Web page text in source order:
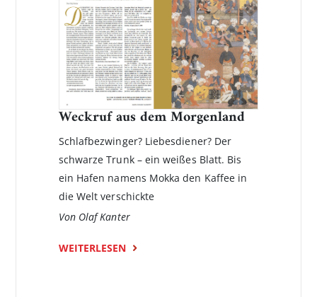
Weckruf aus dem Morgenland
Schlafbezwinger? Liebesdiener? Der
schwarze Trunk ­– ein weißes Blatt. Bis
ein Hafen namens Mokka den Kaffee in
die Welt verschickte
Von Olaf Kanter
WEITERLESEN